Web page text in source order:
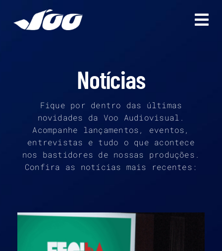
para
Notícias
Fique por dentro das últimas
novidades da Voo Audiovisual.
Acompanhe lançamentos, eventos,
entrevistas e tudo o que acontece
nos bastidores de nossas produções.
Confira as notícias mais recentes: